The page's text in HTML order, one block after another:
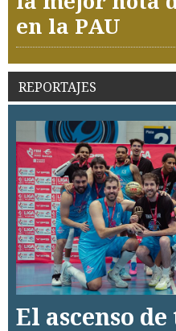
en la PAU
REPORTAJES
El ascenso